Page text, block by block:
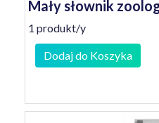
Mały słownik
1 produkt/y
Dodaj do Koszyka